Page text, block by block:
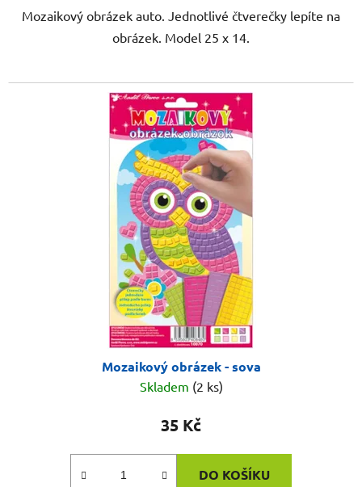
Mozaikový obrázek auto. Jednotlivé čtverečky lepíte na
obrázek. Model 25 x 14.
Mozaikový obrázek - sova
Skladem (2 ks)
35 Kč
DO KOŠÍKU